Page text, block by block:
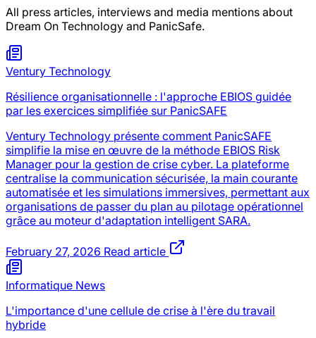
All press articles, interviews and media mentions about
Dream On Technology and PanicSafe.
Ventury Technology
Résilience organisationnelle : l'approche EBIOS guidée
par les exercices simplifiée sur PanicSAFE
Ventury Technology présente comment PanicSAFE
simplifie la mise en œuvre de la méthode EBIOS Risk
Manager pour la gestion de crise cyber. La plateforme
centralise la communication sécurisée, la main courante
automatisée et les simulations immersives, permettant aux
organisations de passer du plan au pilotage opérationnel
grâce au moteur d'adaptation intelligent SARA.
February 27, 2026 Read article
Informatique News
L'importance d'une cellule de crise à l'ère du travail
hybride